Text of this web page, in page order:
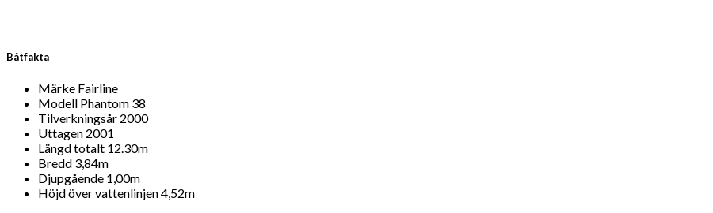
Båtfakta
Märke Fairline
Modell Phantom 38
Tilverkningsår 2000
Uttagen 2001
Längd totalt 12.30m
Bredd 3,84m
Djupgående 1,00m
Höjd över vattenlinjen 4,52m